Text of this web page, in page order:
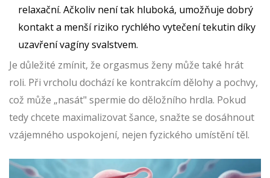
relaxační. Ačkoliv není tak hluboká, umožňuje dobrý
kontakt a menší riziko rychlého vytečení tekutin díky
uzavření vagíny svalstvem.
Je důležité zmínit, že orgasmus ženy může také hrát
roli. Při vrcholu dochází ke kontrakcím dělohy a pochvy,
což může „nasát" spermie do děložního hrdla. Pokud
tedy chcete maximalizovat šance, snažte se dosáhnout
vzájemného uspokojení, nejen fyzického umístění těl.